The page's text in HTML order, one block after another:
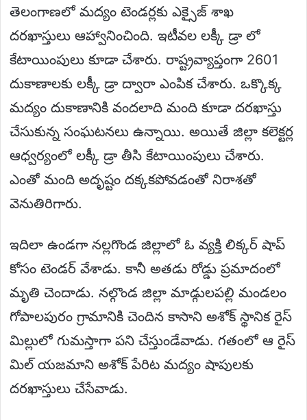
తెలంగాణలో మద్యం టెండర్లకు ఎక్సైజ్ శాఖ
దరఖాస్తులు ఆహ్వానించింది. ఇటీవల లక్కీ డ్రా లో
కేటాయింపులు కూడా చేశారు. రాష్ట్రవ్యాప్తంగా 2601
దుకాణాలకు లక్కీ డ్రా ద్వారా ఎంపిక చేశారు. ఒక్కొక్క
మద్యం దుకాణానికి వందలాది మంది కూడా దరఖాస్తు
చేసుకున్న సంఘటనలు ఉన్నాయి. అయితే జిల్లా కలెక్టర్ల
ఆధ్వర్యంలో లక్కీ డ్రా తీసి కేటాయింపులు చేశారు.
ఎంతో మంది అదృష్టం దక్కకపోవడంతో నిరాశతో
వెనుతిరిగారు.
ఇదిలా ఉండగా నల్లగొండ జిల్లాలో ఓ వ్యక్తి లిక్కర్ షాప్
కోసం టెండర్ వేశాడు. కానీ అతడు రోడ్డు ప్రమాదంలో
మృతి చెందాడు. నల్గొండ జిల్లా మాడ్గులపల్లి మండలం
గోపాలపురం గ్రామానికి చెందిన కాసాని అశోక్ స్థానిక రైస్
మిల్లులో గుమస్తాగా పని చేస్తుండేవాడు. గతంలో ఆ రైస్
మిల్ యజమాని అశోక్ పేరిట మద్యం షాపులకు
దరఖాస్తులు చేసేవాడు.